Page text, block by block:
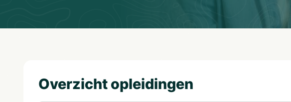
Overzicht opleidingen